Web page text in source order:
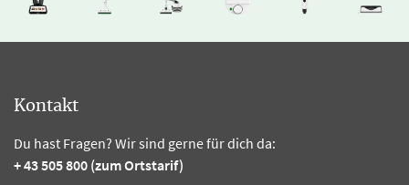
Kontakt
Du hast Fragen? Wir sind gerne für dich da:
+ 43 505 800 (zum Ortstarif)